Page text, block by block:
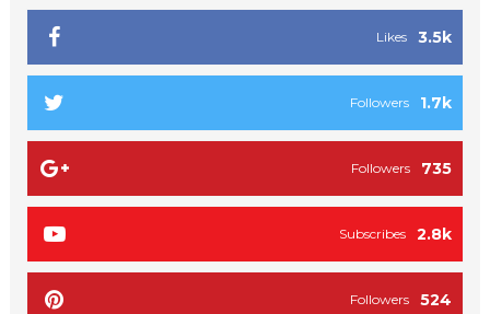
3.5k
Likes
1.7k
Followers
735
Followers
2.8k
Subscribes
524
Followers